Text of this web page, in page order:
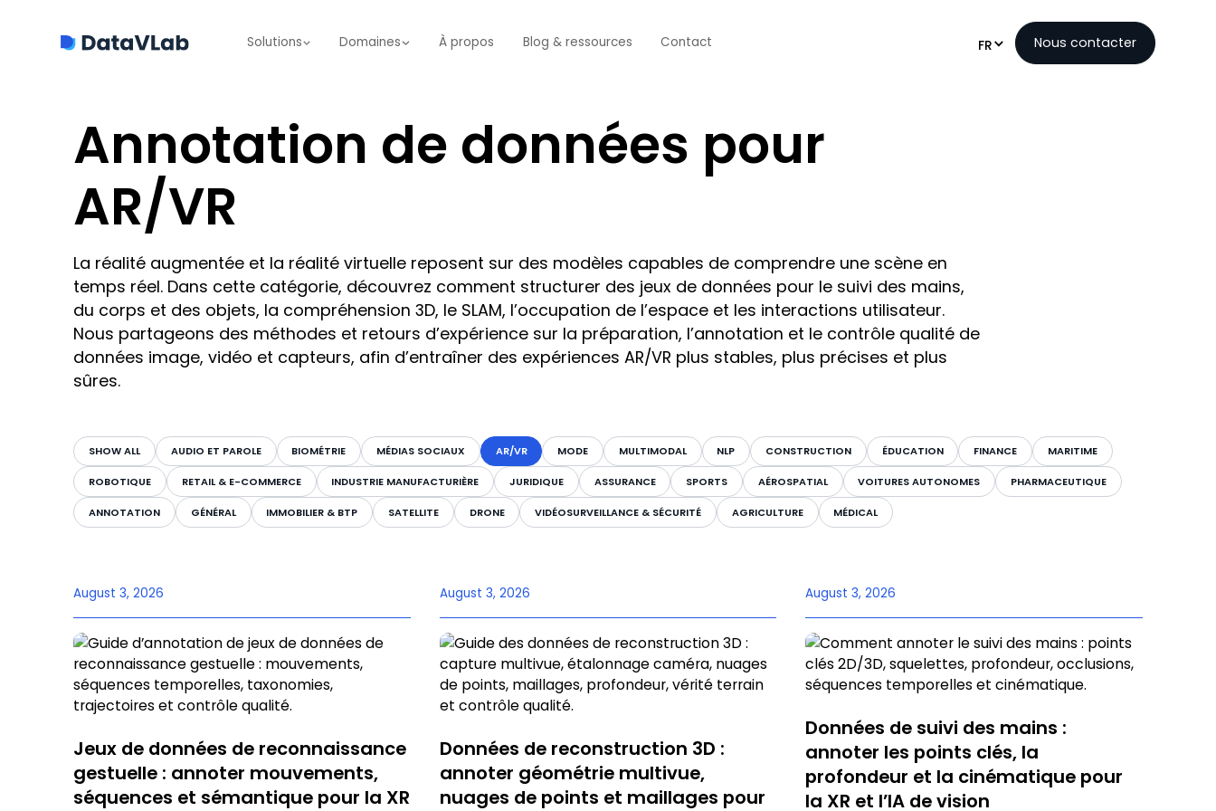
Solutions Domaines À propos Blog & ressources Contact FR Nous contacter
Annotation de données pour
AR/VR
La réalité augmentée et la réalité virtuelle reposent sur des modèles capables de comprendre une scène en
temps réel. Dans cette catégorie, découvrez comment structurer des jeux de données pour le suivi des mains,
du corps et des objets, la compréhension 3D, le SLAM, l’occupation de l’espace et les interactions utilisateur.
Nous partageons des méthodes et retours d’expérience sur la préparation, l’annotation et le contrôle qualité de
données image, vidéo et capteurs, afin d’entraîner des expériences AR/VR plus stables, plus précises et plus
sûres.
SHOW ALL AUDIO ET PAROLE BIOMÉTRIE MÉDIAS SOCIAUX AR/VR MODE MULTIMODAL NLP CONSTRUCTION ÉDUCATION FINANCE MARITIME
ROBOTIQUE RETAIL & E-COMMERCE INDUSTRIE MANUFACTURIÈRE JURIDIQUE ASSURANCE SPORTS AÉROSPATIAL VOITURES AUTONOMES PHARMACEUTIQUE
ANNOTATION GÉNÉRAL IMMOBILIER & BTP SATELLITE DRONE VIDÉOSURVEILLANCE & SÉCURITÉ AGRICULTURE MÉDICAL
August 3, 2026
Jeux de données de reconnaissance
gestuelle : annoter mouvements,
séquences et sémantique pour la XR
August 3, 2026
Données de reconstruction 3D :
annoter géométrie multivue,
nuages de points et maillages pour
August 3, 2026
Données de suivi des mains :
annoter les points clés, la
profondeur et la cinématique pour
la XR et l’IA de vision